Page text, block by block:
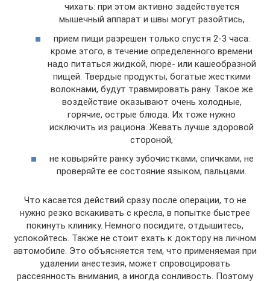
чихать: при этом активно задействуется
мышечный аппарат и швы могут разойтись,
прием пищи разрешен только спустя 2-3 часа:
кроме этого, в течение определенного времени
надо питаться жидкой, пюре- или кашеобразной
пищей. Твердые продукты, богатые жесткими
волокнами, будут травмировать рану. Такое же
воздействие оказывают очень холодные,
горячие, острые блюда. Их тоже нужно
исключить из рациона. Жевать лучше здоровой
стороной,
не ковыряйте ранку зубочистками, спичками, не
проверяйте ее состояние языком, пальцами.
Что касается действий сразу после операции, то не
нужно резко вскакивать с кресла, в попытке быстрее
покинуть клинику. Немного посидите, отдышитесь,
успокойтесь. Также не стоит ехать к доктору на личном
автомобиле. Это объясняется тем, что применяемая при
удалении анестезия, может спровоцировать
рассеянность внимания, а иногда сонливость. Поэтому